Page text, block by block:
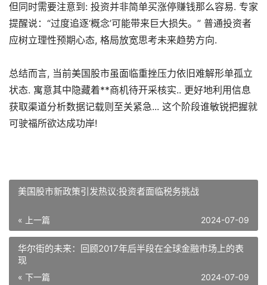
但同时需要注意到: 投资并非简单买涨停赚钱那么容易. 专家
提醒说：“过度追逐‘概念’可能带来巨大损失。” 普通投资者
应树立理性预期心态, 格局放宽思考未来趋势方向.
总结而言, 当前美国股市虽面临重挫压力依旧难解形单孤立
状态. 寓意其中隐藏着**商机待开采核实.. 更好地利用信息
获取渠道分析数据记载则至关紧急... 这个阶段谁敏锐把握就
可驶福所欲达成功岸!
美国股市新政策引发热议:投资者面临税务挑战
« 上一篇 2024-07-09
华尔街的未来：回顾2017年后半段在全球金融市场上的表
现
« 下一篇 2024-07-09